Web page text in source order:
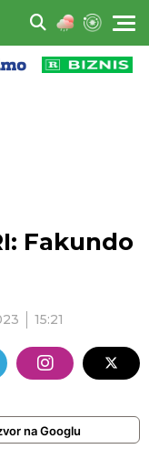
Fakundo
15:21
na Googlu